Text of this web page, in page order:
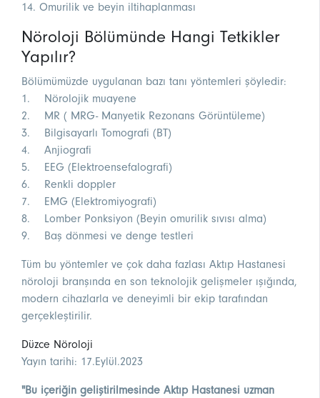
14. Omurilik ve beyin iltihaplanması
Nöroloji Bölümünde Hangi Tetkikler
Yapılır?
Bölümümüzde uygulanan bazı tanı yöntemleri şöyledir:
1. Nörolojik muayene
2. MR ( MRG- Manyetik Rezonans Görüntüleme)
3. Bilgisayarlı Tomografi (BT)
4. Anjiografi
5. EEG (Elektroensefalografi)
6. Renkli doppler
7. EMG (Elektromiyografi)
8. Lomber Ponksiyon (Beyin omurilik sıvısı alma)
9. Baş dönmesi ve denge testleri
Tüm bu yöntemler ve çok daha fazlası Aktıp Hastanesi
nöroloji branşında en son teknolojik gelişmeler ışığında,
modern cihazlarla ve deneyimli bir ekip tarafından
gerçekleştirilir.
Düzce Nöroloji
Yayın tarihi: 17.Eylül.2023
"Bu içeriğin geliştirilmesinde Aktıp Hastanesi uzman